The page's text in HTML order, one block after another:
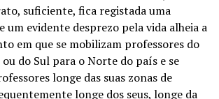
suficiente, fica registada uma
um evidente desprezo pela vida alheia a
em que se mobilizam professores do
do Sul para o Norte do país e se
longe das suas zonas de
longe dos seus, longe da